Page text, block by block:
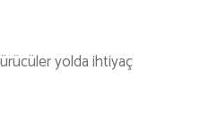
yolda ihtiyaç